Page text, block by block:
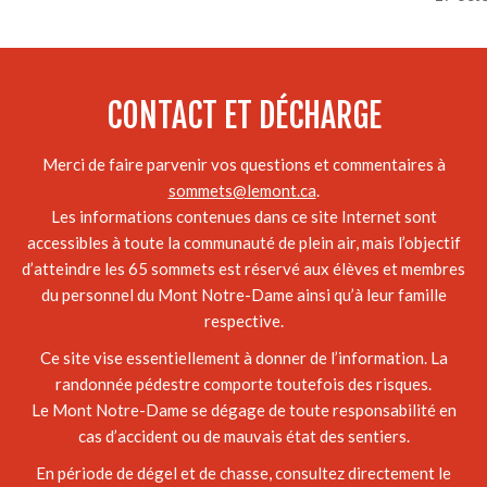
CONTACT ET DÉCHARGE
Merci de faire parvenir vos questions et commentaires à
sommets@lemont.ca.
Les informations contenues dans ce site Internet sont
accessibles à toute la communauté de plein air, mais l’objectif
d’atteindre les 65 sommets est réservé aux élèves et membres
du personnel du Mont Notre-Dame ainsi qu’à leur famille
respective.
Ce site vise essentiellement à donner de l’information. La
randonnée pédestre comporte toutefois des risques.
Le Mont Notre-Dame se dégage de toute responsabilité en
cas d’accident ou de mauvais état des sentiers.
En période de dégel et de chasse, consultez directement le